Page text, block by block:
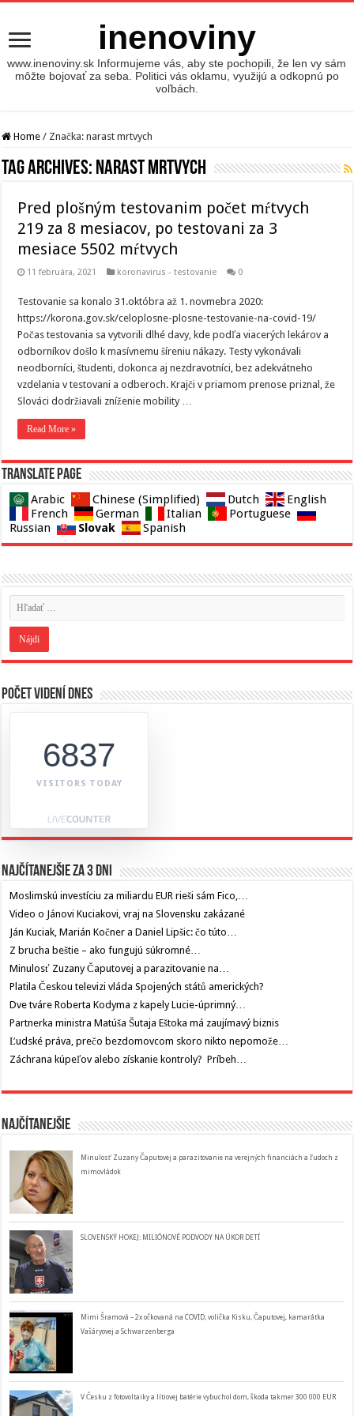
inenoviny
www.inenoviny.sk Informujeme vás, aby ste pochopili, že len vy sám
môžte bojovať za seba. Politici vás oklamu, využijú a odkopnú po
voľbách.
Home / Značka:narast mrtvych
Tag Archives: narast mrtvych
Pred plošným testovanim počet mŕtvych
219 za 8 mesiacov, po testovani za 3
mesiace 5502 mŕtvych
11 februára, 2021 koronavirus - testovanie 0
Testovanie sa konalo 31.októbra až 1. novmebra 2020:
https://korona.gov.sk/celoplosne-plosne-testovanie-na-covid-19/
Počas testovania sa vytvorili dlhé davy, kde podľa viacerých lekárov a
odborníkov došlo k masívnemu šíreniu nákazy. Testy vykonávali
neodborníci, študenti, dokonca aj nezdravotníci, bez adekvátneho
vzdelania v testovani a odberoch. Krajči v priamom prenose priznal, že
Slováci dodržiavali zníženie mobility …
Read More »
Translate page
Arabic Chinese (Simplified) Dutch
English
French
German Italian
Portuguese
Russian
Slovak Spanish
Počet videní dnes
6837
VISITORS TODAY
Najčítanejšie za 3 dni
Moslimskú investíciu za miliardu EUR rieši sám Fico,…
Video o Jánovi Kuciakovi, vraj na Slovensku zakázané
Ján Kuciak, Marián Kočner a Daniel Lipšic: čo túto…
Z brucha beštie – ako fungujú súkromné…
Minulosť Zuzany Čaputovej a parazitovanie na…
Platila Českou televizi vláda Spojených států amerických?
Dve tváre Roberta Kodyma z kapely Lucie-úprimný…
Partnerka ministra Matúša Šutaja Eštoka má zaujímavý biznis
Ľudské práva, prečo bezdomovcom skoro nikto nepomože…
Záchrana kúpeľov alebo získanie kontroly? Príbeh…
Najčítanejšie
Minulosť Zuzany Čaputovej a parazitovanie na verejných financiách a ľudoch z
mimovládok
SLOVENSKÝ HOKEJ: MILIÓNOVÉ PODVODY NA ÚKOR DETÍ
Mimi Šramová – 2x očkovaná na COVID, volička Kisku, Čaputovej, kamarátka
Vašáryovej a Schwarzenberga
V Česku z fotovoltaiky a lítiovej batérie vybuchol dom, škoda takmer 300 000 EUR